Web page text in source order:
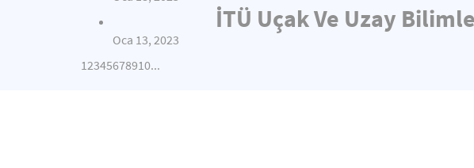
İTÜ Uçak Ve Uzay
Oca 13, 2023
12345678910...